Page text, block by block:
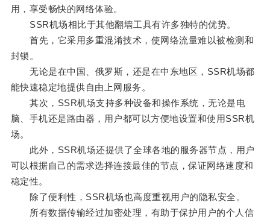
用，享受畅快的网络体验。
SSR机场相比于其他翻墙工具有许多独特的优势。
首先，它采用多重混淆技术，使网络流量难以被检测和
封锁。
无论是在中国、俄罗斯，还是在中东地区，SSR机场都
能快速稳定地提供自由上网服务。
其次，SSR机场支持多种设备和操作系统，无论是电
脑、手机还是路由器，用户都可以方便地设置和使用SSR机
场。
此外，SSR机场还提供了全球各地的服务器节点，用户
可以根据自己的需求选择连接最佳的节点，保证网络速度和
稳定性。
除了便利性，SSR机场也高度重视用户的隐私安全。
所有数据传输经过加密处理，有助于保护用户的个人信